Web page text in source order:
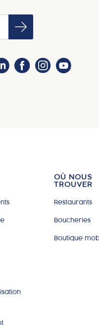
OÙ NOUS
TROUVER
Restaurants
Boucheries
Boutique